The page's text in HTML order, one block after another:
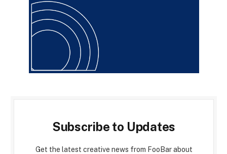
Subscribe to Updates
Get the latest creative news from FooBar about